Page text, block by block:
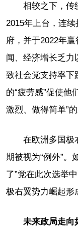
相较之下，传
2015年上台，连
府，并于2022年
闻、经济增长乏力
致社会党支持率下
的“疲劳感”促使他
激烈、做得简单”
在欧洲多国极
期被视为“例外”。
了”党在此次选举
极右翼势力崛起形
未来政局走向